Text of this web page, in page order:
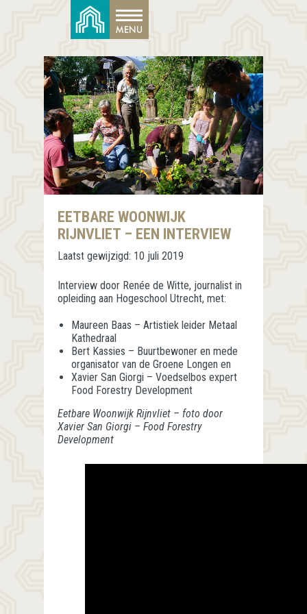
EETBARE WOONWIJK
RIJNVLIET – EEN INTERVIEW
Laatst gewijzigd: 10 juli 2019
Interview door Renée de Witte, journalist in
opleiding aan Hogeschool Utrecht, met:
Maureen Baas – Artistiek leider Metaal
Kathedraal
Bert Kassies – Buurtbewoner en mede
organisator van de Groene Longen en
Xavier San Giorgi – Voedselbos expert
Food Forestry Development
Eetbare Woonwijk Rijnvliet – foto door
Xavier San Giorgi – Food Forestry
Development